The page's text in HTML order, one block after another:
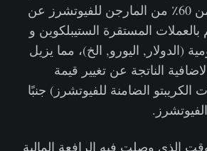
الآن فتح ما يقرب من 60٪ من المارجن للفيوتشرز عن
المستقرة الستيبلكوين و
(الدولار, اليورو, الخ)، مما يزيل
الناتجة عن تغيير قيمة
الضامنة للفيوتشرز) جنبًا
الذي وصلت فيه الرافعة المالية